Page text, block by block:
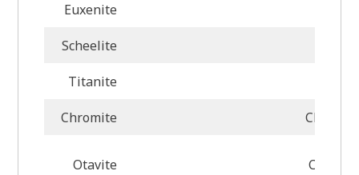
Euxenite
Scheelite
Titanite
Chromite
Otavite